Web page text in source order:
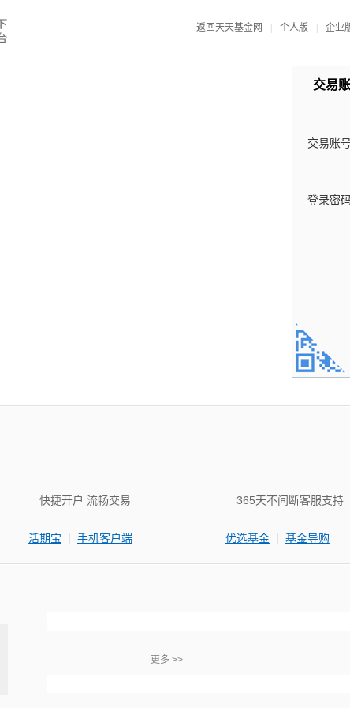
返回天天基金网 个人版 企业
交易
交易账号
登录密码
快捷开户 流畅交易
活期宝 | 手机客户端
365天不间断客服支持
优选基金 | 基金导购
更多 >>